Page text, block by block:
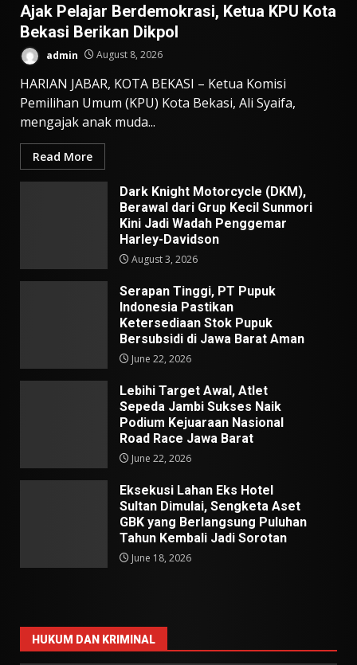
Ajak Pelajar Berdemokrasi, Ketua KPU Kota
Bekasi Berikan Dikpol
admin August 8, 2026
HARIAN JABAR, KOTA BEKASI – Ketua Komisi
Pemilihan Umum (KPU) Kota Bekasi, Ali Syaifa,
mengajak anak muda...
Read More
Dark Knight Motorcycle (DKM),
Berawal dari Grup Kecil Sunmori
Kini Jadi Wadah Penggemar
Harley-Davidson
August 3, 2026
Serapan Tinggi, PT Pupuk
Indonesia Pastikan
Ketersediaan Stok Pupuk
Bersubsidi di Jawa Barat Aman
June 22, 2026
Lebihi Target Awal, Atlet
Sepeda Jambi Sukses Naik
Podium Kejuaraan Nasional
Road Race Jawa Barat
June 22, 2026
Eksekusi Lahan Eks Hotel
Sultan Dimulai, Sengketa Aset
GBK yang Berlangsung Puluhan
Tahun Kembali Jadi Sorotan
June 18, 2026
HUKUM DAN KRIMINAL